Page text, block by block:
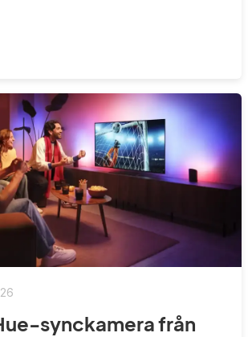
synckamera från